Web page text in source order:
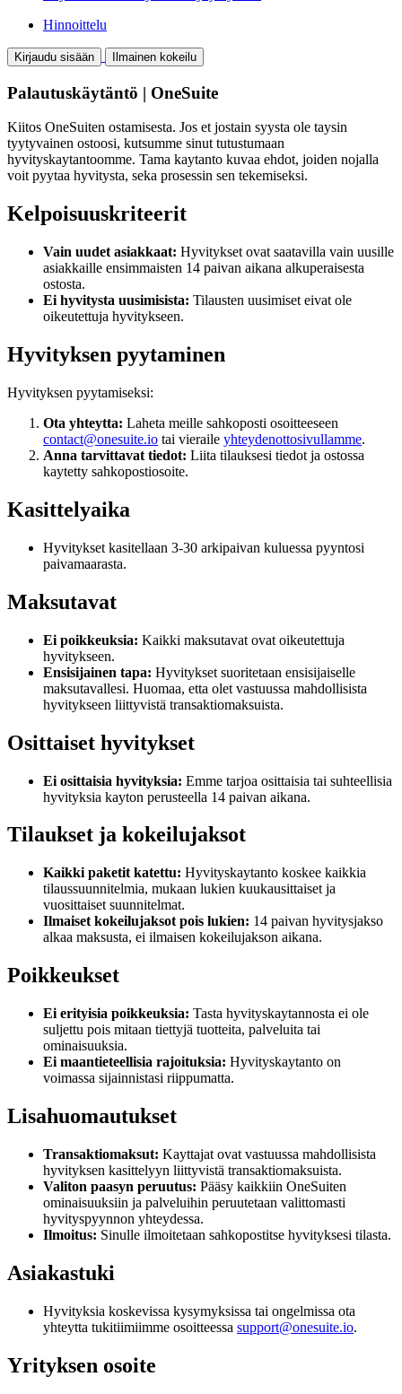
Hinnoittelu
Kirjaudu sisään Ilmainen kokeilu
Palautuskäytäntö | OneSuite
Kiitos OneSuiten ostamisesta. Jos et jostain syysta ole taysin
tyytyvainen ostoosi, kutsumme sinut tutustumaan
hyvityskaytantoomme. Tama kaytanto kuvaa ehdot, joiden nojalla
voit pyytaa hyvitysta, seka prosessin sen tekemiseksi.
Kelpoisuuskriteerit
Vain uudet asiakkaat: Hyvitykset ovat saatavilla vain uusille
asiakkaille ensimmaisten 14 paivan aikana alkuperaisesta
ostosta.
Ei hyvitysta uusimisista: Tilausten uusimiset eivat ole
oikeutettuja hyvitykseen.
Hyvityksen pyytaminen
Hyvityksen pyytamiseksi:
Ota yhteytta: Laheta meille sahkoposti osoitteeseen
contact@onesuite.io tai vieraile yhteydenottosivullamme.
Anna tarvittavat tiedot: Liita tilauksesi tiedot ja ostossa
kaytetty sahkopostiosoite.
Kasittelyaika
Hyvitykset kasitellaan 3-30 arkipaivan kuluessa pyyntosi
paivamaarasta.
Maksutavat
Ei poikkeuksia: Kaikki maksutavat ovat oikeutettuja
hyvitykseen.
Ensisijainen tapa: Hyvitykset suoritetaan ensisijaiselle
maksutavallesi. Huomaa, etta olet vastuussa mahdollisista
hyvitykseen liittyvistä transaktiomaksuista.
Osittaiset hyvitykset
Ei osittaisia hyvityksia: Emme tarjoa osittaisia tai suhteellisia
hyvityksia kayton perusteella 14 paivan aikana.
Tilaukset ja kokeilujaksot
Kaikki paketit katettu: Hyvityskaytanto koskee kaikkia
tilaussuunnitelmia, mukaan lukien kuukausittaiset ja
vuosittaiset suunnitelmat.
Ilmaiset kokeilujaksot pois lukien: 14 paivan hyvitysjakso
alkaa maksusta, ei ilmaisen kokeilujakson aikana.
Poikkeukset
Ei erityisia poikkeuksia: Tasta hyvityskaytannosta ei ole
suljettu pois mitaan tiettyjä tuotteita, palveluita tai
ominaisuuksia.
Ei maantieteellisia rajoituksia: Hyvityskaytanto on
voimassa sijainnistasi riippumatta.
Lisahuomautukset
Transaktiomaksut: Kayttajat ovat vastuussa mahdollisista
hyvityksen kasittelyyn liittyvistä transaktiomaksuista.
Valiton paasyn peruutus: Pääsy kaikkiin OneSuiten
ominaisuuksiin ja palveluihin peruutetaan valittomasti
hyvityspyynnon yhteydessa.
Ilmoitus: Sinulle ilmoitetaan sahkopostitse hyvityksesi tilasta.
Asiakastuki
Hyvityksia koskevissa kysymyksissa tai ongelmissa ota
yhteytta tukitiimiimme osoitteessa support@onesuite.io.
Yrityksen osoite